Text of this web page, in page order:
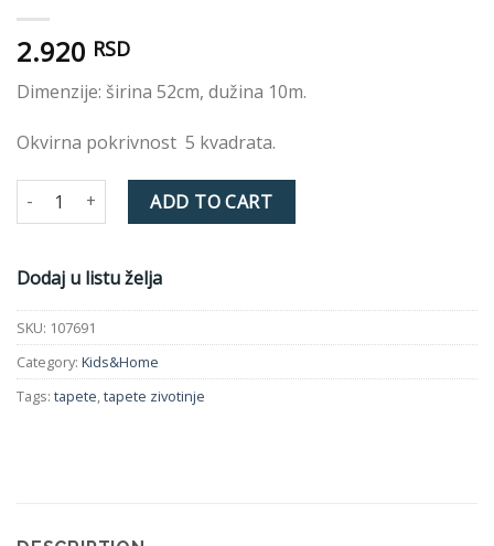
2.920 RSD
Dimenzije: širina 52cm, dužina 10m.
Okvirna pokrivnost 5 kvadrata.
Tapeta INDIVIDUAL KIDS&HOME 107691 quantity
ADD TO CART
Dodaj u listu želja
SKU: 107691
Category: Kids&Home
Tags: tapete tapete zivotinje